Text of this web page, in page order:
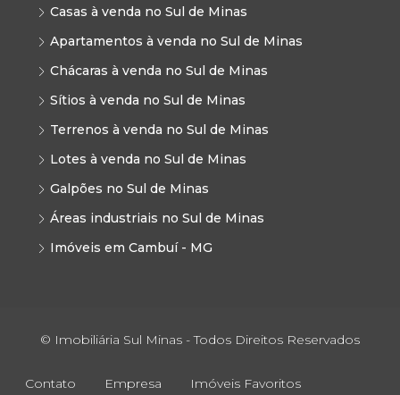
Casas à venda no Sul de Minas
Apartamentos à venda no Sul de Minas
Chácaras à venda no Sul de Minas
Sítios à venda no Sul de Minas
Terrenos à venda no Sul de Minas
Lotes à venda no Sul de Minas
Galpões no Sul de Minas
Áreas industriais no Sul de Minas
Imóveis em Cambuí - MG
© Imobiliária Sul Minas - Todos Direitos Reservados
Contato Empresa Imóveis Favoritos